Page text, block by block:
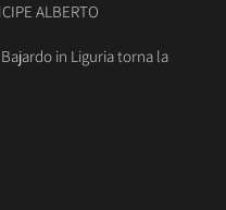
ALBERTO
in Liguria torna la